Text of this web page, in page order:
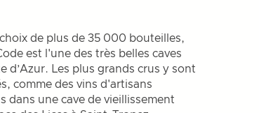
de plus de 35 000 bouteilles,
est l'une des très belles caves
d’Azur. Les plus grands crus y sont
comme des vins d'artisans
dans une cave de vieillissement